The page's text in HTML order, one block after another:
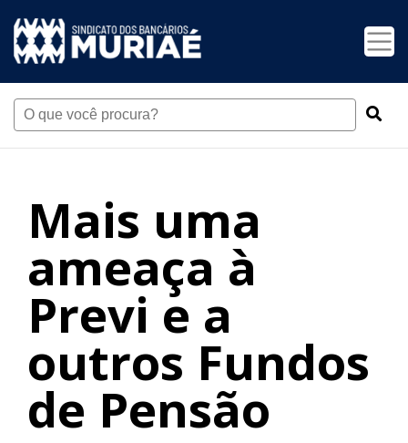
Mais uma
ameaça à
Previ e a
outros Fundos
de Pensão